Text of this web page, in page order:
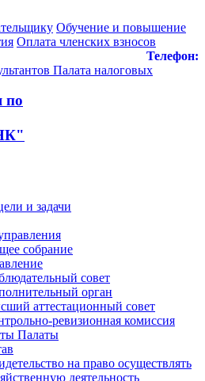
Обучение и повышение
Оплата членских взносов
Телефон:
Палата налоговых
по
и задачи
собрание
совет
орган
аттестационный совет
ревизионная комиссия
Палаты
на право осуществлять
деятельность